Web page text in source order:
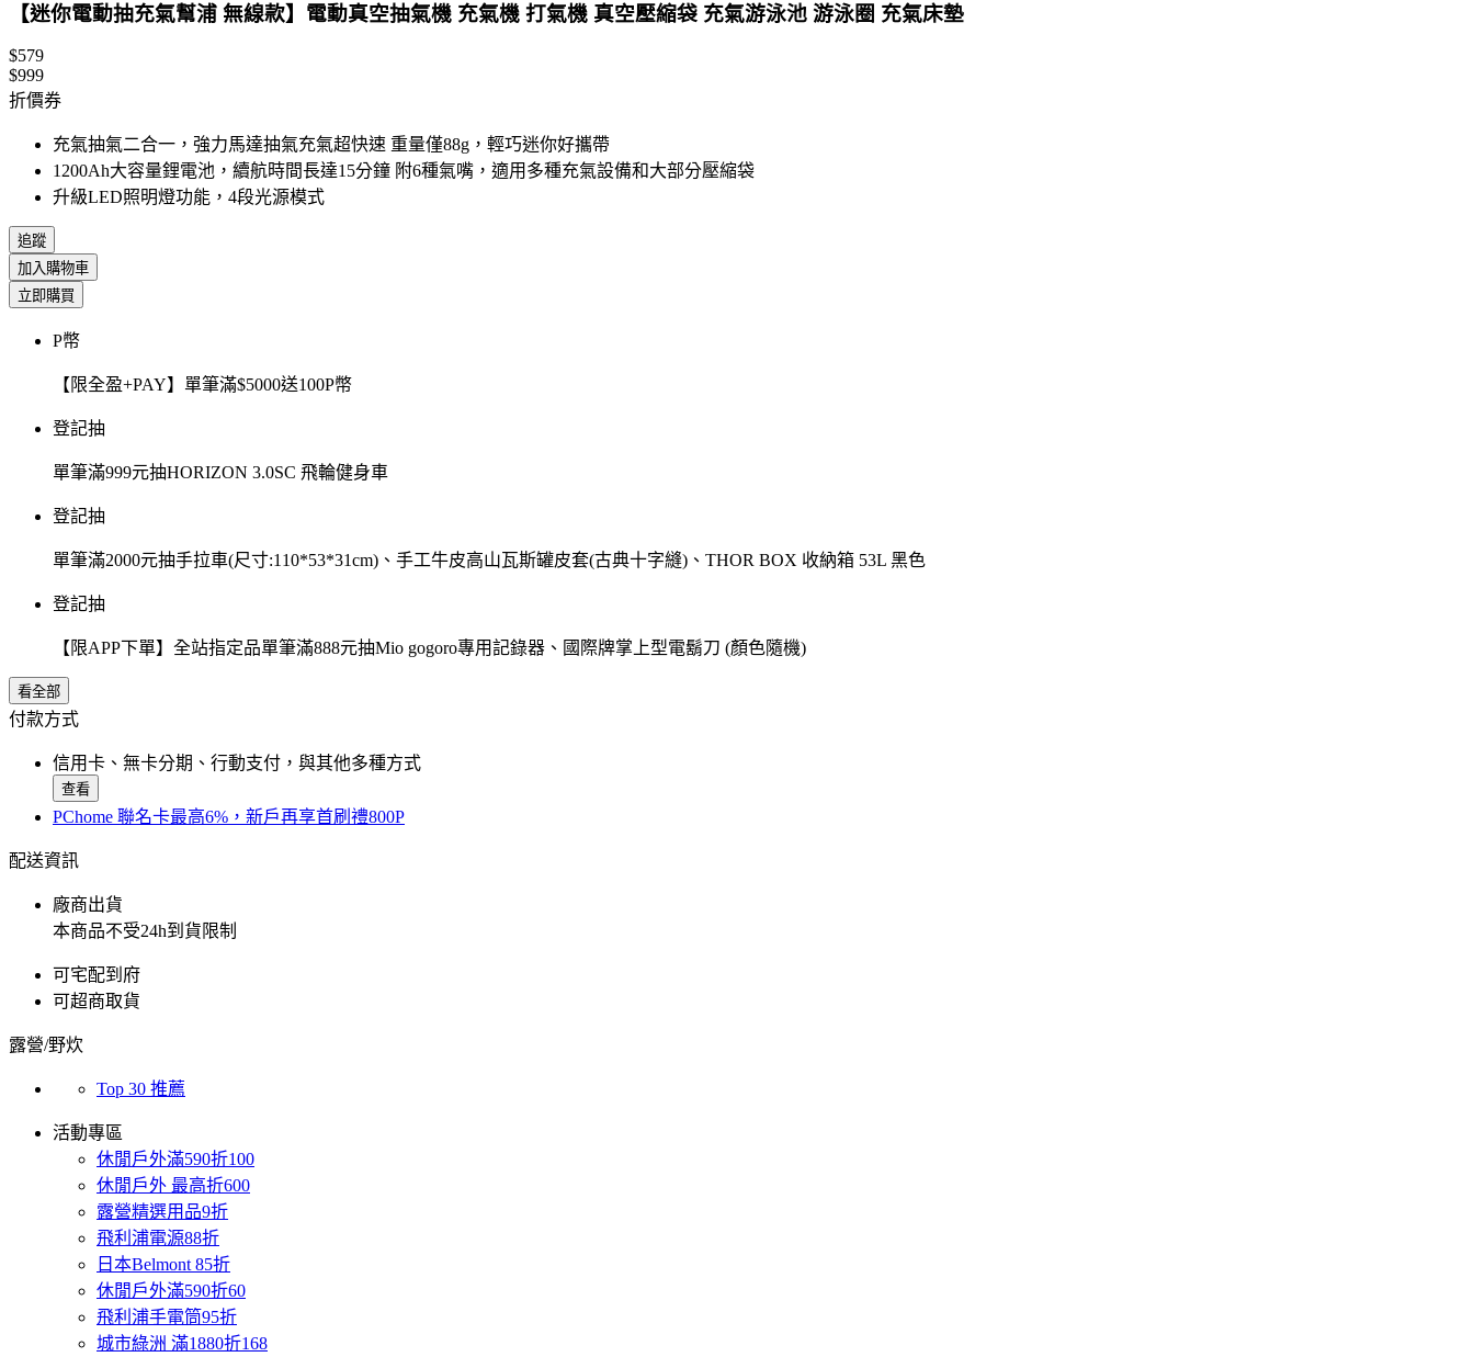
【迷你電動抽充氣幫浦 無線款】電動真空抽氣機 充氣機 打氣機 真空壓縮袋 充氣游泳池 游泳圈 充氣床墊
$579
$999
折價券
充氣抽氣二合一，強力馬達抽氣充氣超快速 重量僅88g，輕巧迷你好攜帶
1200Ah大容量鋰電池，續航時間長達15分鐘 附6種氣嘴，適用多種充氣設備和大部分壓縮袋
升級LED照明燈功能，4段光源模式
追蹤
加入購物車
立即購買
P幣
【限全盈+PAY】單筆滿$5000送100P幣
登記抽
單筆滿999元抽HORIZON 3.0SC 飛輪健身車
登記抽
單筆滿2000元抽手拉車(尺寸:110*53*31cm)、手工牛皮高山瓦斯罐皮套(古典十字縫)、THOR BOX 收納箱 53L 黑色
登記抽
【限APP下單】全站指定品單筆滿888元抽Mio gogoro專用記錄器、國際牌掌上型電鬍刀 (顏色隨機)
看全部
付款方式
信用卡、無卡分期、行動支付，與其他多種方式
查看
PChome 聯名卡最高6%，新戶再享首刷禮800P
配送資訊
廠商出貨
本商品不受24h到貨限制
可宅配到府
可超商取貨
露營/野炊
Top 30 推薦
活動專區
休閒戶外滿590折100
休閒戶外 最高折600
露營精選用品9折
飛利浦電源88折
日本Belmont 85折
休閒戶外滿590折60
飛利浦手電筒95折
城市綠洲 滿1880折168